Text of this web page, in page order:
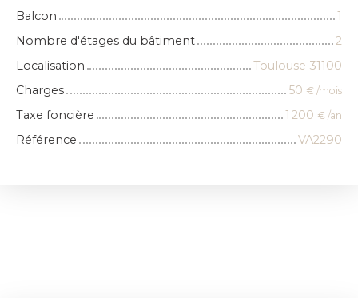
Balcon
1
Nombre d'étages du bâtiment
2
Localisation
Toulouse 31100
Charges
50 € /mois
Taxe foncière 1 200 € /an
Référence VA2290